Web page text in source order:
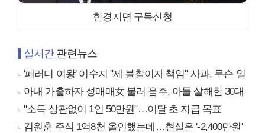
한경지면 구독신청
실시간관련뉴스
'패러디 여왕' 이수지 "제 불찰이자 책임" 사과, 무슨 일
아내 가출하자 성매매女 불러 음주, 아들 살해한 30대
"소득 상관없이 1인 50만원"…이달 초 지급 목표
김원훈 주식 1억8천 올인했는데…현실은 '-2,400만원'